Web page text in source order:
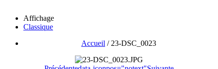
Affichage
Classique
Accueil / 23-DSC_0023